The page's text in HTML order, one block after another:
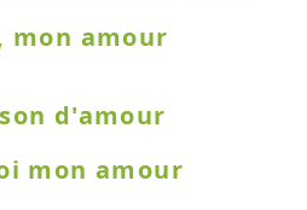
mon amour
d'amour
mon amour